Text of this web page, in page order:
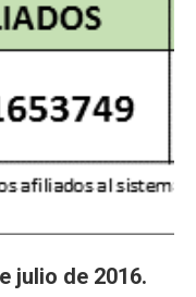
julio de 2016.